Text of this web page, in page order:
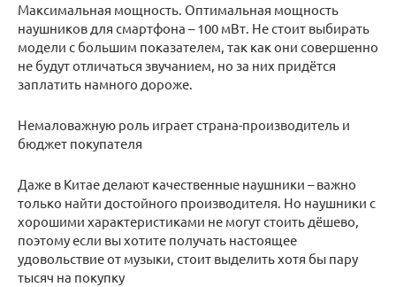
Максимальная мощность. Оптимальная мощность
наушников для смартфона – 100 мВт. Не стоит выбирать
модели с большим показателем, так как они совершенно
не будут отличаться звучанием, но за них придётся
заплатить намного дороже.
Немаловажную роль играет страна-производитель и
бюджет покупателя
Даже в Китае делают качественные наушники – важно
только найти достойного производителя. Но наушники с
хорошими характеристиками не могут стоить дёшево,
поэтому если вы хотите получать настоящее
удовольствие от музыки, стоит выделить хотя бы пару
тысяч на покупку